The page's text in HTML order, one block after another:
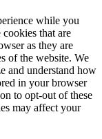
while you
that are
as they are
of the website. We
and understand how
in your browser
to opt-out of these
may affect your